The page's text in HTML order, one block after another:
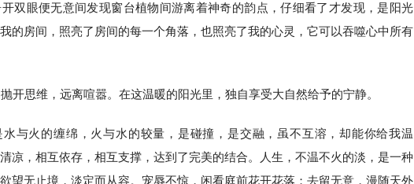
双眼便无意间发现窗台植物间游离着神奇的韵点，仔细看了才发现，是阳光
的房间，照亮了房间的每一个角落，也照亮了我的心灵，它可以吞噬心中所有
开思维，远离喧嚣。在这温暖的阳光里，独自享受大自然给予的宁静。
水与火的缠绵，火与水的较量，是碰撞，是交融，虽不互溶，却能你给我温
凉，相互依存，相互支撑，达到了完美的结合。人生，不温不火的淡，是一种
望无止境，淡定而从容。宠辱不惊，闲看庭前花开花落；去留无意，漫随天外